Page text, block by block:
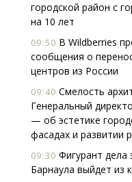
городской район с
на 10 лет
09:50 В Wildberries
сообщения о
центров из России
09:40 Смелость
Генеральный
— об эстетике
фасадах и развитии
09:30 Фигурант дела
Барнаула выйдет из